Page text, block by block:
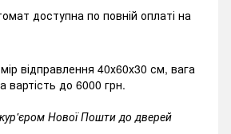
доступна по повній оплаті на
відправлення 40х60х30 см, вага
вартість до 6000 грн.
Нової Пошти до дверей